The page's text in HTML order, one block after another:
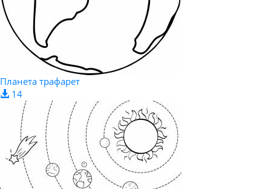
Планета трафарет
14